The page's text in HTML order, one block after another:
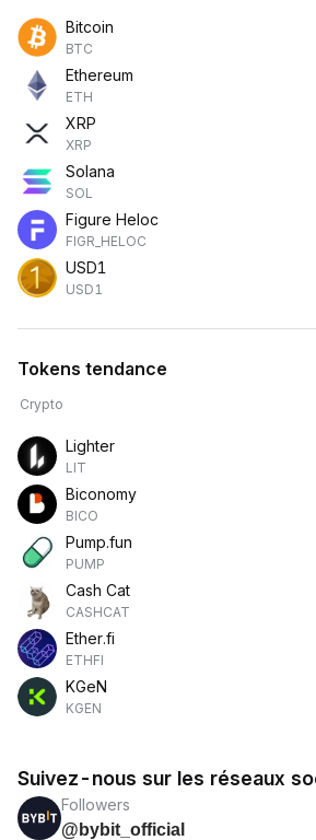
Bitcoin
BTC
Ethereum
ETH
XRP
XRP
Solana
SOL
Figure Heloc
FIGR_HELOC
USD1
USD1
Tokens tendance
Crypto
Lighter
LIT
Biconomy
BICO
Pump.fun
PUMP
Cash Cat
CASHCAT
Ether.fi
ETHFI
KGeN
KGEN
Suivez-nous sur les réseaux
Followers
@bybit_official